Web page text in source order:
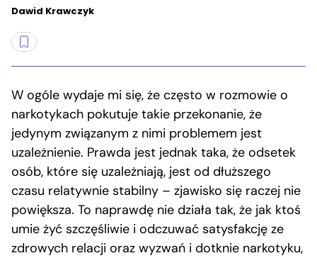
Dawid Krawczyk
W ogóle wydaje mi się, że często w rozmowie o
narkotykach pokutuje takie przekonanie, że
jedynym związanym z nimi problemem jest
uzależnienie. Prawda jest jednak taka, że odsetek
osób, które się uzależniają, jest od dłuższego
czasu relatywnie stabilny – zjawisko się raczej nie
powiększa. To naprawdę nie działa tak, że jak ktoś
umie żyć szczęśliwie i odczuwać satysfakcję ze
zdrowych relacji oraz wyzwań i dotknie narkotyku,